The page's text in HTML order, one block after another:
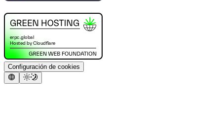
Configuración de cookies